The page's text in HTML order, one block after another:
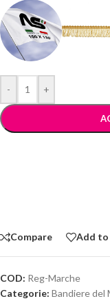
- +
Compare Add
COD: Reg-Marche
Categorie: Bandiere del